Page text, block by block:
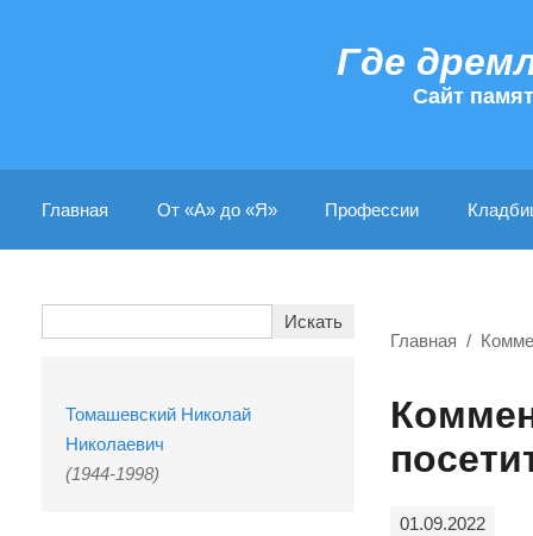
Где
Cайт
Главная От «А» до «Я» Профессии
Томашевский Николай
Николаевич
(1944-1998)
Главная
01.09.2022